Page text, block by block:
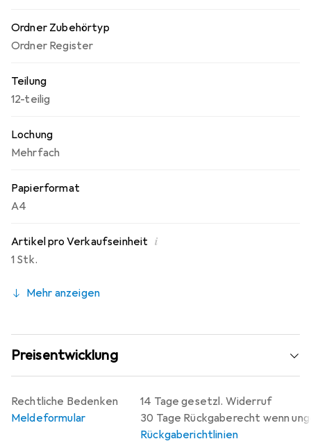
Ordner Zubehörtyp
Ordner Register
Teilung
12-teilig
Lochung
Mehrfach
Papierformat
A4
Artikel pro Verkaufseinheit i
1 Stk.
Mehr anzeigen
Preisentwicklung
14 Tage gesetzl. Widerruf
30 Tage Rückgaberecht wenn
Rückgaberichtlinien
Rechtliche Bedenken
Meldeformular